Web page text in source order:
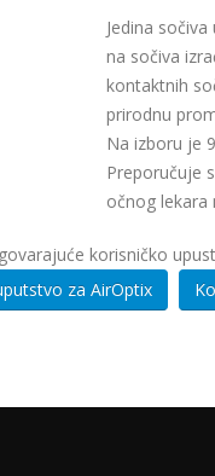
Jedina
na sočiva
kontaktnih
prirodnu
Na izboru je
Preporučuje
očnog lekara
korisničko
Korisničko uputstvo za AirOptix